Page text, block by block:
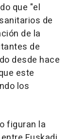
que "el
de
de la
de
desde hace
este
los
figuran la